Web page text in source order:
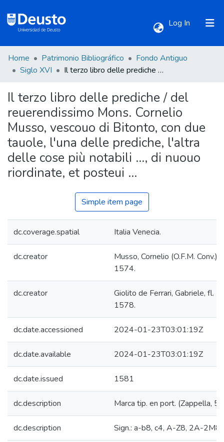
Log In (current)
Communities & Collections
All of DSpace
Statistics
Home Patrimonio Bibliográfico
Fondo Antiguo
Siglo XVI
Il terzo libro delle prediche / del reuerendissimo Mons. Cornelio Musso, vescouo di Bitonto, con due tauole, l'una delle prediche, l'altra delle cose più notabili ..., di nuouo riordinate, et posteui ...
Il terzo libro delle prediche / del
reuerendissimo Mons. Cornelio
Musso, vescouo di Bitonto, con due
tauole, l'una delle prediche, l'altra
delle cose più notabili ..., di nuouo
riordinate, et posteui ...
Simple item page
dc.coverage.spatial Italia Venecia.
dc.creator
Musso, Cornelio (O.F.M.
1574.
dc.creator
Giolito de Ferrari, Gabriele, fl.
1578.
dc.date.accessioned 2024-01-23T03:01:19Z
dc.date.available 2024-01-23T03:01:19Z
dc.date.issued 1581
dc.description Marca tip. en port. (Zappella,
dc.description Sign.: a-b8, c4, A-Z8, 2A-